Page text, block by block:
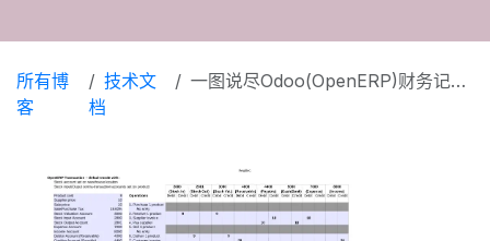
所有博
客
技术文
档
一图说尽Odoo(OpenERP)财务记账规则